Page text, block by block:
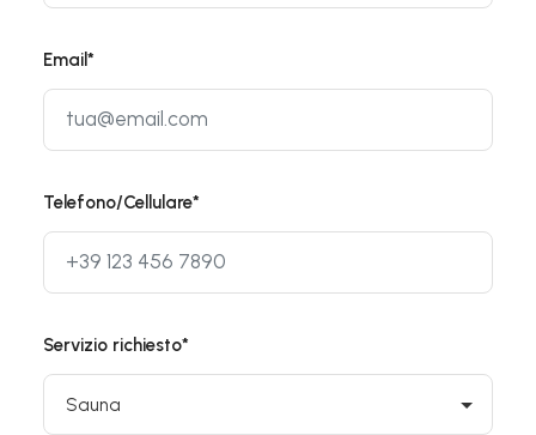
Email*
Telefono/Cellulare*
Servizio richiesto*